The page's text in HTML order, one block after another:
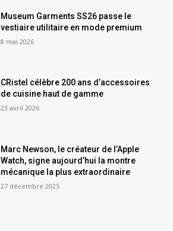
Museum Garments SS26 passe le
vestiaire utilitaire en mode premium
8 mai 2026
CRistel célèbre 200 ans d’accessoires
de cuisine haut de gamme
23 avril 2026
Marc Newson, le créateur de l’Apple
Watch, signe aujourd’hui la montre
mécanique la plus extraordinaire
27 décembre 2025